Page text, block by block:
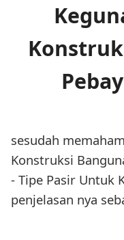
sesudah
Konstruksi
- Tipe Pasir Untuk
penjelasan nya